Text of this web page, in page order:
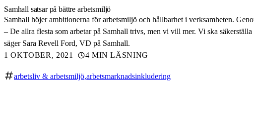
Samhall satsar på bättre arbetsmiljö
Samhall höjer ambitionerna för arbetsmiljö och hållbarhet i verksamheten.
– De allra flesta som arbetar på Samhall trivs, men vi vill mer. Vi ska
säger Sara Revell Ford, VD på Samhall.
1 OKTOBER, 2021
4 MIN LÄSNING
arbetsliv & arbetsmiljö arbetsmarknadsinkludering